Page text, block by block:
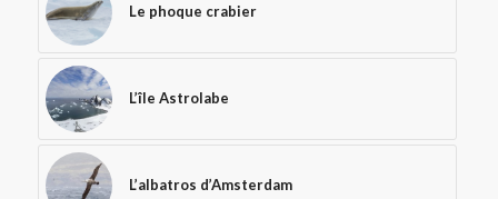
Le phoque crabier
L’île Astrolabe
L’albatros d’Amsterdam